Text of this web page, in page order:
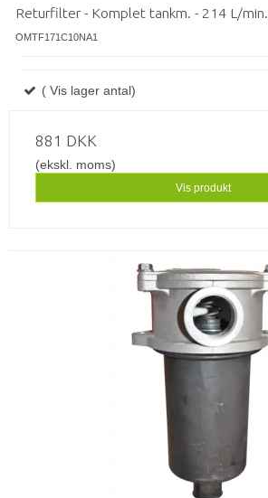
Returfilter - Komplet tankm. - 214 L/min.
OMTF171C10NA1
( Vis lager antal)
881 DKK
(ekskl. moms)
Vis produkt